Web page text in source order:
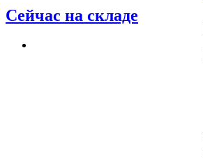
Сейчас на складе